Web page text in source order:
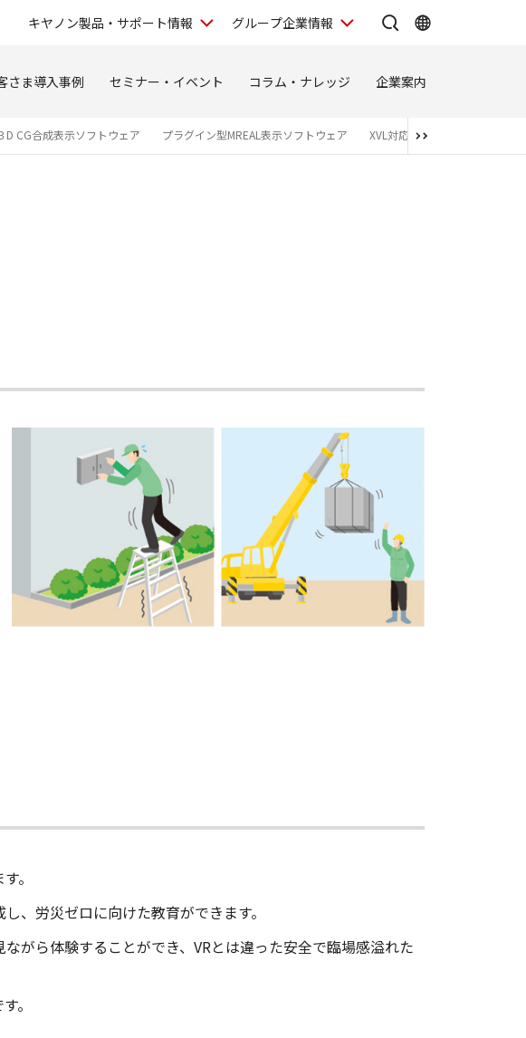
キヤノン製品・サポート情報 グループ企業情報
さま導入事例 セミナー・イベント コラム・ナレッジ 企業案内
D CG合成表示ソフトウェア プラグイン型MREAL表示ソフトウェア XVL対応ハイエンド3Dビューワ
。
、労災ゼロに向けた教育ができます。
がら体験することができ、VRとは違った安全で臨場感溢れた
。